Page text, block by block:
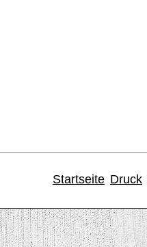
Startseite Druck